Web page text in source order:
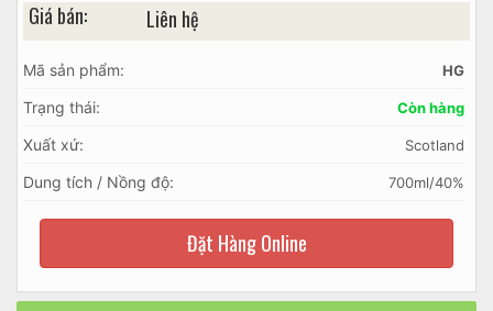
Giá bán: Liên hệ
Mã sản phẩm: HG
Trạng thái: Còn hàng
Xuất xứ: Scotland
Dung tích / Nồng độ: 700ml/40%
Đặt Hàng Online